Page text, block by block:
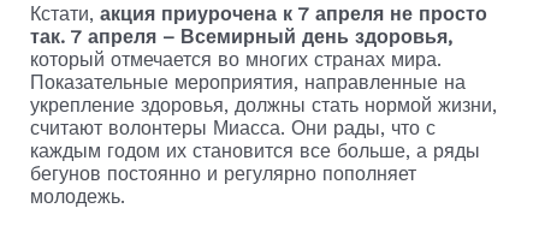
Кстати, акция приурочена к 7 апреля не просто
так. 7 апреля – Всемирный день здоровья,
который отмечается во многих странах мира.
Показательные мероприятия, направленные на
укрепление здоровья, должны стать нормой жизни,
считают волонтеры Миасса. Они рады, что с
каждым годом их становится все больше, а ряды
бегунов постоянно и регулярно пополняет
молодежь.